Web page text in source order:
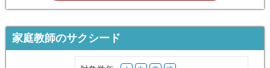
家庭教師のサクシード